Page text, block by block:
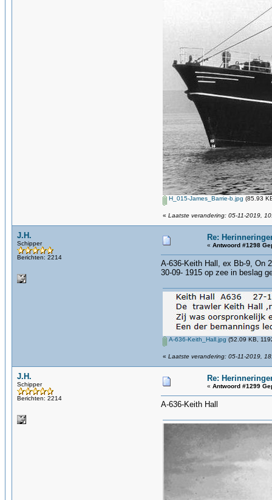
H_015-James_Barrie-b.jpg (85.93
« Laatste verandering: 05-11-2019,
J.H.
Schipper
Berichten: 2214
Re:
« Antwoord #1298
A-636-Keith Hall, ex Bb-9, On
30-09- 1915 op zee in beslag
A-636-Keith_Hall.jpg (52.09 KB,
« Laatste verandering: 05-11-2019,
J.H.
Schipper
Berichten: 2214
Re:
« Antwoord #1299
A-636-Keith Hall